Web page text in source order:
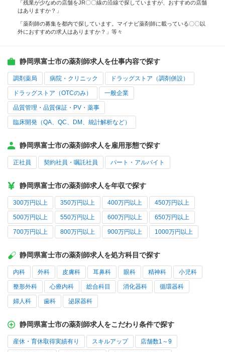
「残業が少なめの店舗をJR〇〇線の沿線で探していますが、おすすめの店舗
はありますか？」
「薬剤師の募集を都内で探しています。マイナビ薬剤師に載っている〇〇以
外におすすめの求人はありますか？」等々
静岡県富士市の薬剤師求人を仕事内容で探す
調剤薬局 病院・クリニック ドラッグストア（調剤併設）
ドラッグストア（OTCのみ） 一般企業
品質管理・品質保証・PV・薬事
臨床開発（QA、QC、DM、統計解析など）
静岡県富士市の薬剤師求人を雇用形態で探す
正社員 契約社員・嘱託社員 パート・アルバイト
静岡県富士市の薬剤師求人を年収で探す
300万円以上 350万円以上 400万円以上 450万円以上
500万円以上 550万円以上 600万円以上 650万円以上
700万円以上 800万円以上 900万円以上 1000万円以上
静岡県富士市の薬剤師求人を処方科目で探す
内科 外科 皮膚科 耳鼻科 眼科 精神科 小児科
整形外科 心療内科 総合科目 消化器科 循環器科
婦人科 歯科 泌尿器科
静岡県富士市の薬剤師求人をこだわり条件で探す
産休・育休取得実績有り スキルアップ 店舗数1～9